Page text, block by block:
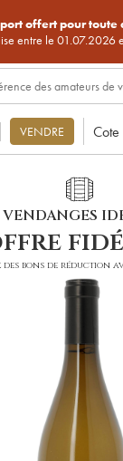
offert pour toute
entre le
VENDRE Cote
VENDANGES
des bons de réduction